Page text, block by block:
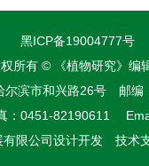
黑ICP备19004777号
所有 © 《植物研究》编
尔滨市和兴路26号 邮编
0451-82190611
限公司设计开发 技术